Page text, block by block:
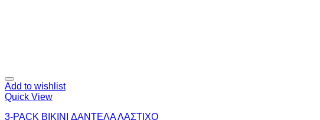
Add to wishlist
Quick View
3-PACK BIKINI ΔΑΝΤΕΛΑ ΛΑΣΤΙΧΟ